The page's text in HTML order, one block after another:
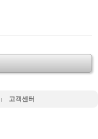
고객센터